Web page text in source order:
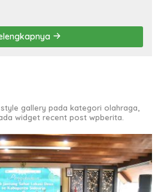
KOTA
gallery pada kategori olahraga,
widget recent post wpberita.